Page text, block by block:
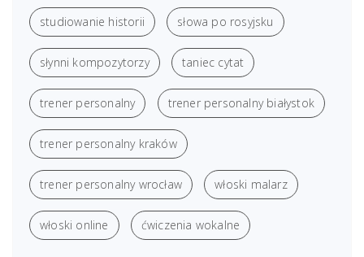
studiowanie historii słowa po rosyjsku
słynni kompozytorzy taniec cytat
trener personalny trener personalny białystok
trener personalny kraków
trener personalny wrocław włoski malarz
włoski online ćwiczenia wokalne